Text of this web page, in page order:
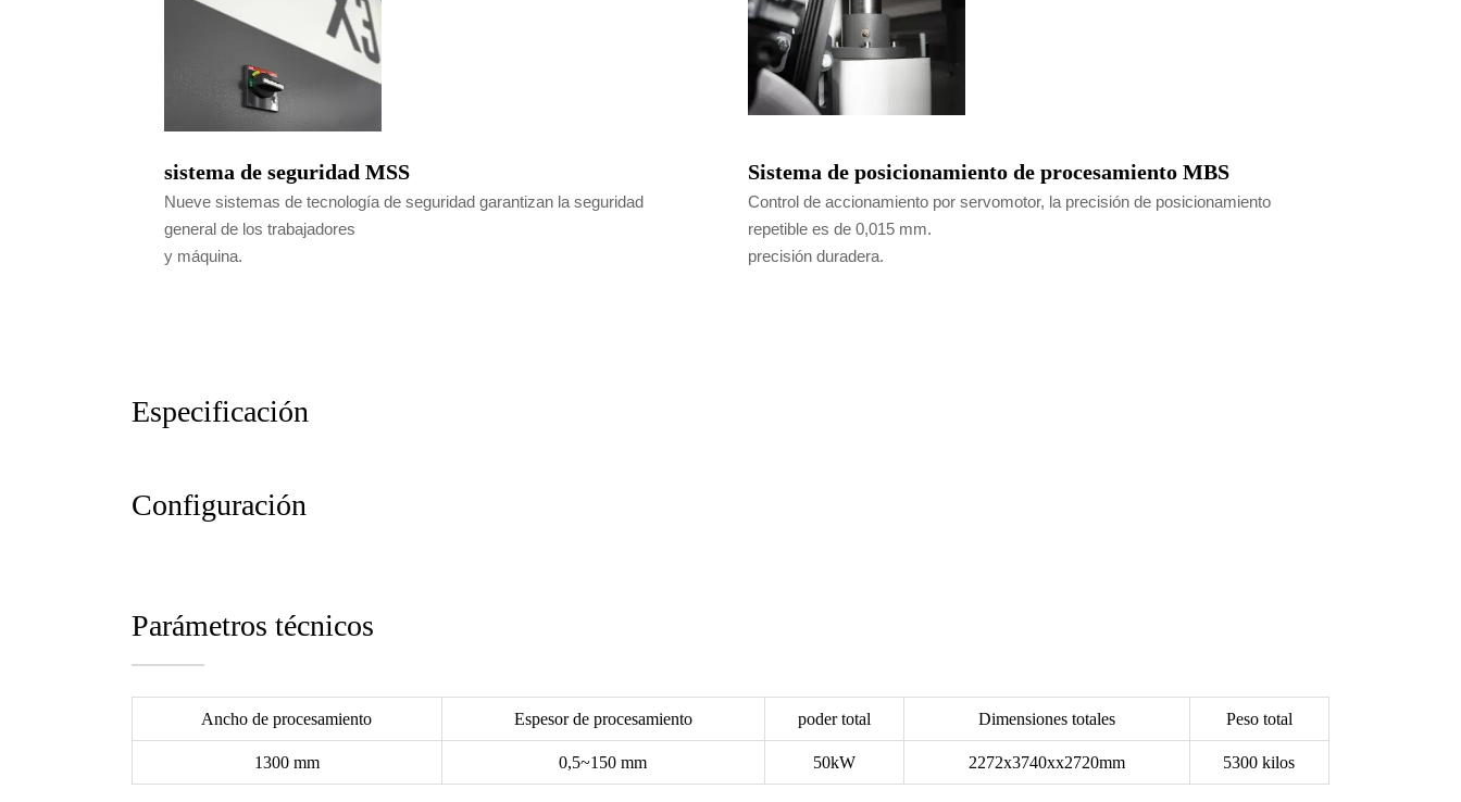
sistema de seguridad MSS
Nueve sistemas de tecnología de seguridad garantizan la seguridad
general de los trabajadores
y máquina.
Sistema de posicionamiento de procesamiento MBS
Control de accionamiento por servomotor, la precisión de posicionamiento
repetible es de 0,015 mm.
precisión duradera.
Especificación
Configuración
Parámetros técnicos
Ancho de procesamiento Espesor de procesamiento poder total Dimensiones totales Peso total
1300 mm 0,5~150 mm 50kW 2272x3740xx2720mm 5300 kilos